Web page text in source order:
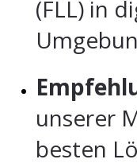
(FLL) in
unserer
besten